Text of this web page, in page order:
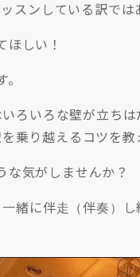
スンしている訳では
ほしい！
ろいろな壁が立ち
乗り越えるコツを
な気がしませんか？
緒に伴走（伴奏）し